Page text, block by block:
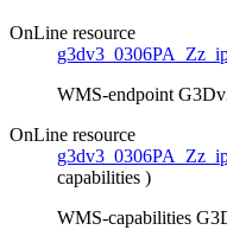
OnLine resource
WMS-endpoint
OnLine resource
capabilities )
WMS-capabilities